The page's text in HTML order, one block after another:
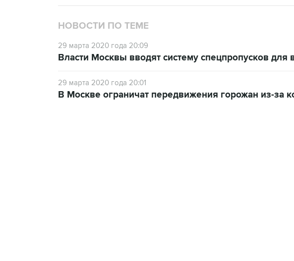
НОВОСТИ ПО ТЕМЕ
29 марта 2020 года 20:09
Власти Москвы вводят систему спецпропусков
29 марта 2020 года 20:01
В Москве ограничат передвижения горожан из-за